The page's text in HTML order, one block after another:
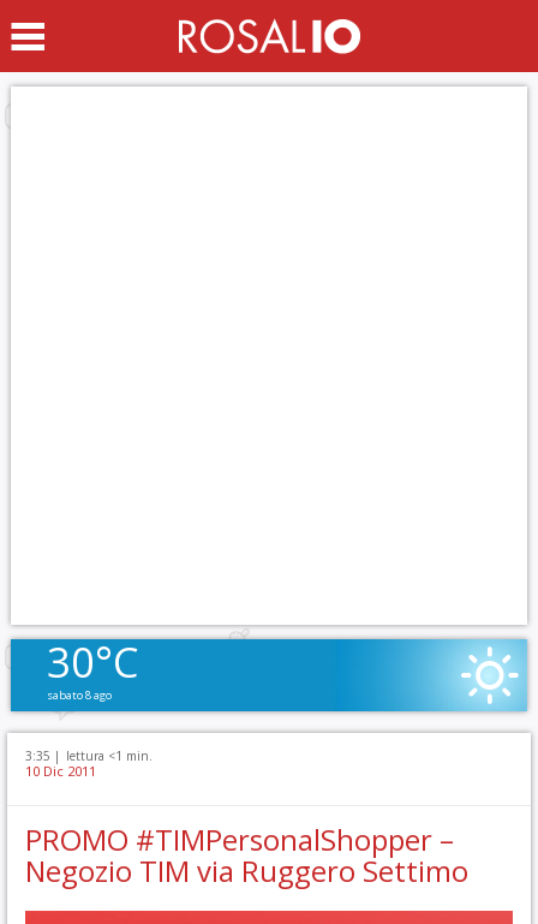
30°C
sabato 8 ago
3:35 | lettura <1 min.
10 Dic 2011
PROMO #TIMPersonalShopper –
Negozio TIM via Ruggero Settimo